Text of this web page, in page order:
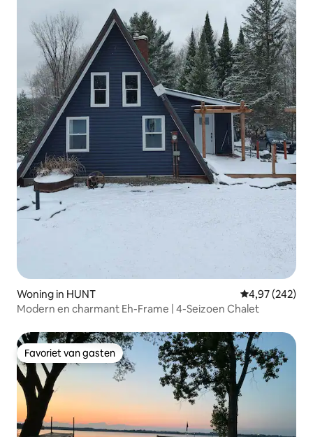
Woning in HUNT Gemiddelde
4,97 (242)
Modern en charmant Eh-Frame | 4-Seizoen Chalet
Favoriet van gasten
Favoriet van gasten